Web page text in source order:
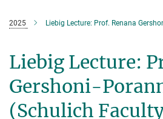
2025 Liebig Lecture: Prof. Renana Gershoni-Poranne (Schulich Faculty
Liebig Lecture:
Gershoni-
(Schulich